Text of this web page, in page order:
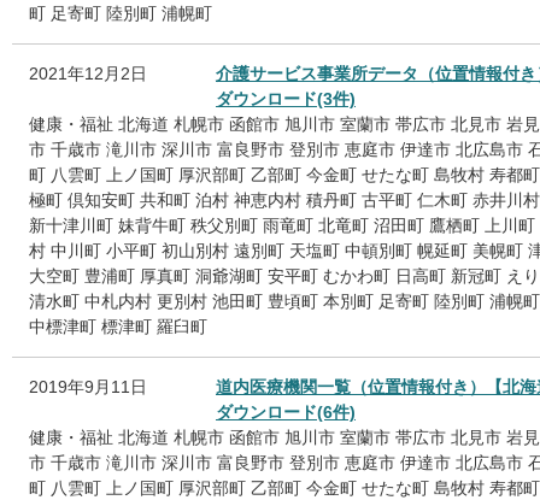
町 足寄町 陸別町 浦幌町
2021年12月2日
介護サービス事業所データ（位置情報付
ダウンロード(3件)
健康・福祉 北海道 札幌市 函館市 旭川市 室蘭市 帯広市 北見市 岩
市 千歳市 滝川市 深川市 富良野市 登別市 恵庭市 伊達市 北広島市
町 八雲町 上ノ国町 厚沢部町 乙部町 今金町 せたな町 島牧村 寿都町
極町 倶知安町 共和町 泊村 神恵内村 積丹町 古平町 仁木町 赤井川村
新十津川町 妹背牛町 秩父別町 雨竜町 北竜町 沼田町 鷹栖町
上川町
村 中川町 小平町 初山別村 遠別町 天塩町 中頓別町 幌延町 美幌町
大空町 豊浦町 厚真町 洞爺湖町 安平町 むかわ町 日高町 新冠町 え
清水町 中札内村 更別村 池田町 豊頃町 本別町 足寄町 陸別町 浦幌町
中標津町 標津町 羅臼町
2019年9月11日
道内医療機関一覧（位置情報付き）【北海
ダウンロード(6件)
健康・福祉 北海道 札幌市 函館市 旭川市 室蘭市 帯広市 北見市 岩
市 千歳市 滝川市 深川市 富良野市 登別市 恵庭市 伊達市 北広島市
町 八雲町 上ノ国町 厚沢部町 乙部町 今金町 せたな町 島牧村 寿都町